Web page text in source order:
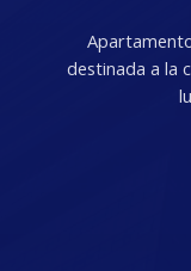
destinada a la